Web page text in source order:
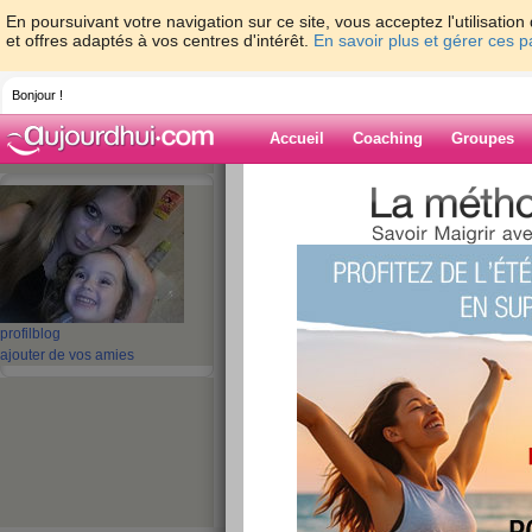
En poursuivant votre navigation sur ce site, vous acceptez
et offres adaptés à vos centres d'intérêt. En savoir plus et gérer ces
Bonjour !
Accueil Coaching Groupes
profil blog
ajouter de vos amies
>
> Un
Blog de
Un petit jeu pour
les filles !!!
publié le 25/09/2008 à 00:59